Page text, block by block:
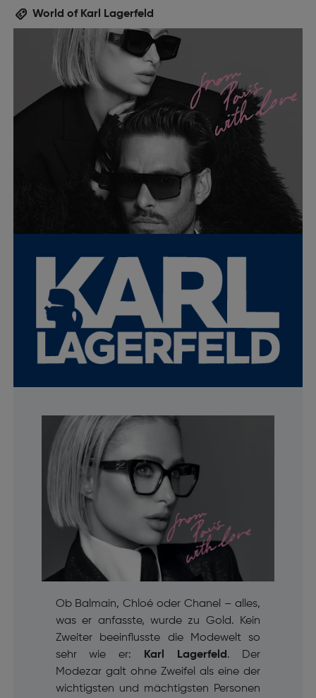
World of Karl Lagerfeld
Ob Balmain, Chloé oder Chanel – alles,
was er anfasste, wurde zu Gold. Kein
Zweiter beeinflusste die Modewelt so
sehr wie er:
Karl Lagerfeld . Der
Modezar galt ohne Zweifel als eine der
wichtigsten und mächtigsten Personen